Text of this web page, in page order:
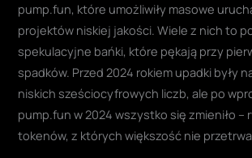
pump.fun, które umożliwiły masowe
projektów niskiej jakości. Wiele z nich to
spekulacyjne bańki, które pękają przy
spadków. Przed 2024 rokiem upadki były
niskich sześciocyfrowych liczb, ale po
pump.fun w 2024 wszystko się zmieniło –
tokenów, z których większość nie